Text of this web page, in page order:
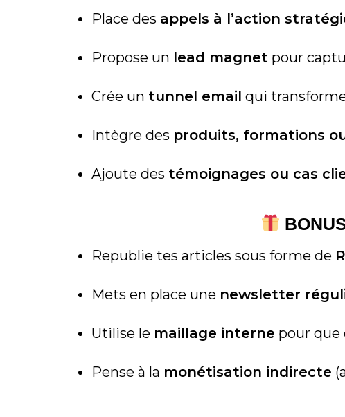
Place des appels à l’action
Propose un lead magnet pour
Crée un tunnel email qui
Intègre des produits, formations
Ajoute des témoignages ou cas
Republie tes articles sous forme de
Mets en place une newsletter
Utilise le maillage interne pour que
Pense à la monétisation indirecte